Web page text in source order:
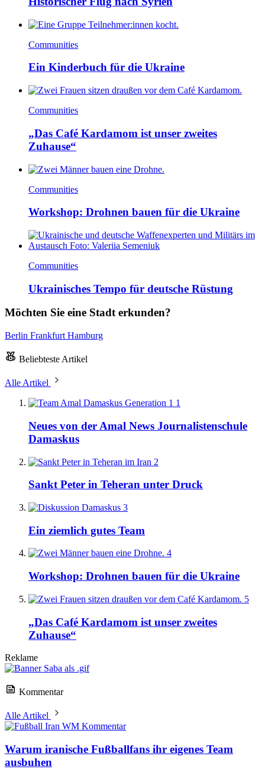
Communities
Ein Kinderbuch für die Ukraine
Communities
„Das Café Kardamom ist unser zweites
Zuhause“
Communities
Workshop: Drohnen bauen für die Ukraine
Communities
Ukrainisches Tempo für deutsche Rüstung
Möchten Sie eine Stadt erkunden?
Berlin Frankfurt Hamburg
Beliebteste Artikel
Alle Artikel
1
Neues von der Amal News Journalistenschule
Damaskus
2
Sankt Peter in Teheran unter Druck
3
Ein ziemlich gutes Team
4
Workshop: Drohnen bauen für die Ukraine
5
„Das Café Kardamom ist unser zweites
Zuhause“
Reklame
Kommentar
Alle Artikel
Kommentar
Warum iranische Fußballfans ihr eigenes Team
ausbuhen